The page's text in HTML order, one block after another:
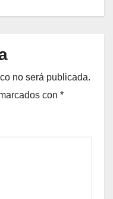
no será publicada.
con *